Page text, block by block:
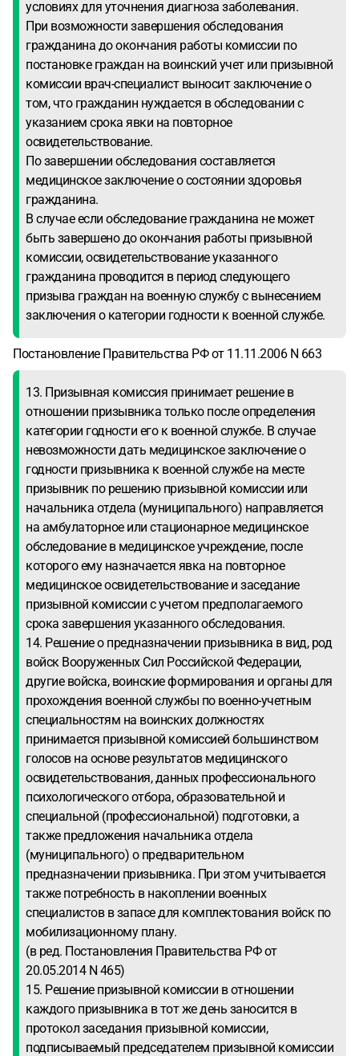
условиях для уточнения диагноза заболевания.
При возможности завершения обследования
гражданина до окончания работы комиссии по
постановке граждан на воинский учет или призывной
комиссии врач-специалист выносит заключение о
том, что гражданин нуждается в обследовании с
указанием срока явки на повторное
освидетельствование.
По завершении обследования составляется
медицинское заключение о состоянии здоровья
гражданина.
В случае если обследование гражданина не может
быть завершено до окончания работы призывной
комиссии, освидетельствование указанного
гражданина проводится в период следующего
призыва граждан на военную службу с вынесением
заключения о категории годности к военной службе.
Постановление Правительства РФ от 11.11.2006 N 663
13. Призывная комиссия принимает решение в
отношении призывника только после определения
категории годности его к военной службе. В случае
невозможности дать медицинское заключение о
годности призывника к военной службе на месте
призывник по решению призывной комиссии или
начальника отдела (муниципального) направляется
на амбулаторное или стационарное медицинское
обследование в медицинское учреждение, после
которого ему назначается явка на повторное
медицинское освидетельствование и заседание
призывной комиссии с учетом предполагаемого
срока завершения указанного обследования.
14. Решение о предназначении призывника в вид, род
войск Вооруженных Сил Российской Федерации,
другие войска, воинские формирования и органы для
прохождения военной службы по военно-учетным
специальностям на воинских должностях
принимается призывной комиссией большинством
голосов на основе результатов медицинского
освидетельствования, данных профессионального
психологического отбора, образовательной и
специальной (профессиональной) подготовки, а
также предложения начальника отдела
(муниципального) о предварительном
предназначении призывника. При этом учитывается
также потребность в накоплении военных
специалистов в запасе для комплектования войск по
мобилизационному плану.
(в ред. Постановления Правительства РФ от
20.05.2014 N 465)
15. Решение призывной комиссии в отношении
каждого призывника в тот же день заносится в
протокол заседания призывной комиссии,
подписываемый председателем призывной комиссии